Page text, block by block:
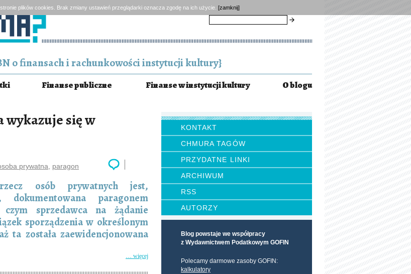
plików cookies. Brak zmiany ustawień przeglądarki oznacza zgodę na ich użycie. [zamknij]
o finansach i rachunkowości instytucji kultury}
Finanse publiczne Finanse w instytucji kultury O blogu
KONTAKT
CHMURA TAGÓW
PRZYDATNE LINKI
ARCHIWUM
RSS
AUTORZY
Blog powstaje we współpracy
z Wydawnictwem Podatkowym GOFIN
Polecamy darmowe zasoby GOFIN:
kalkulatory
wykazuje się w
prywatna paragon
osób prywatnych jest,
paragonem
sprzedawca na żądanie
sporządzenia w określonym
ta została zaewidencjonowana
… więcej